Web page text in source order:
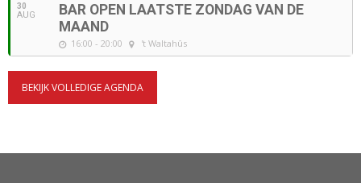
30
AUG
BAR OPEN LAATSTE ZONDAG VAN DE
MAAND
16:00 - 20:00 't Waltahûs
BEKIJK VOLLEDIGE AGENDA